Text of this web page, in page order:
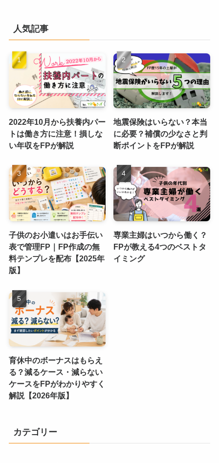
人気記事
2022年10月から扶養内パー
トは働き方に注意！損しな
い年収をFPが解説
地震保険はいらない？本当
に必要？補償の少なさと判
断ポイントをFPが解説
子供のお小遣いはお手伝い
表で管理FP｜FP作成の無
料テンプレを配布【2025年
版】
専業主婦はいつから働く？
FPが教える4つのベストタ
イミング
育休中のボーナスはもらえ
る？減るケース・減らない
ケースをFPがわかりやすく
解説【2026年版】
カテゴリー